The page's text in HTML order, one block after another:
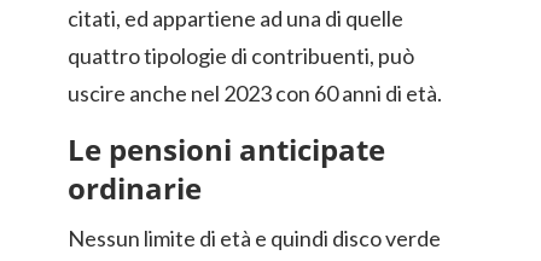
citati, ed appartiene ad una di quelle
quattro tipologie di contribuenti, può
uscire anche nel 2023 con 60 anni di età.
Le pensioni anticipate
ordinarie
Nessun limite di età e quindi disco verde